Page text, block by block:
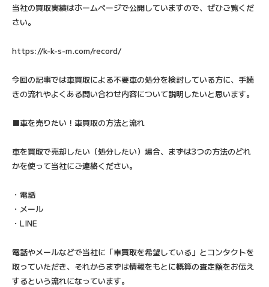
当社の買取実績はホームページで公開していますので、ぜひご覧くだ
さい。
https://k-k-s-m.com/record/
今回の記事では車買取による不要車の処分を検討している方に、手続
きの流れやよくある問い合わせ内容について説明したいと思います。
■車を売りたい！車買取の方法と流れ
車を買取で売却したい（処分したい）場合、まずは3つの方法のどれ
かを使って当社にご連絡ください。
・電話
・メール
・LINE
電話やメールなどで当社に「車買取を希望している」とコンタクトを
取っていただき、それからまずは情報をもとに概算の査定額をお伝え
するという流れになっています。